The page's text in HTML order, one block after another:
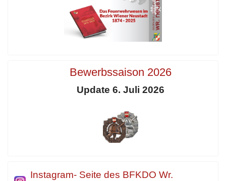
Bewerbssaison 2026
Update 6. Juli 2026
Instagram- Seite des BFKDO Wr.